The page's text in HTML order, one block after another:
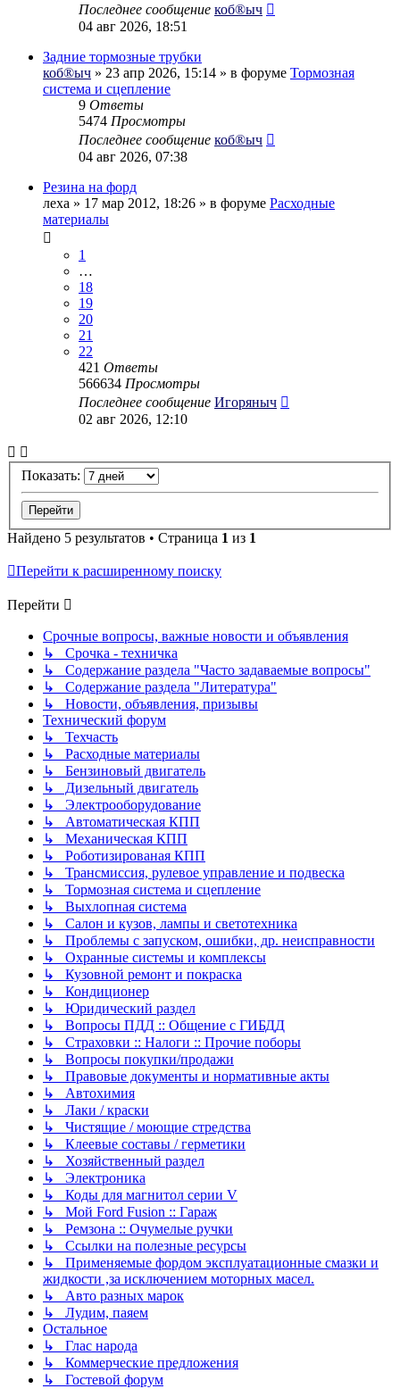
Последнее сообщение коб®ыч
04 авг 2026, 18:51
Задние тормозные трубки
коб®ыч » 23 апр 2026, 15:14 » в форуме Тормозная
система и сцепление
9 Ответы
5474 Просмотры
Последнее сообщение коб®ыч
04 авг 2026, 07:38
Резина на форд
леха » 17 мар 2012, 18:26 » в форуме Расходные
материалы
1
…
18
19
20
21
22
421 Ответы
566634 Просмотры
Последнее сообщение Игоряныч
02 авг 2026, 12:10
Показать:
Найдено 5 результатов • Страница 1 из 1
Перейти к расширенному поиску
Перейти
Срочные вопросы, важные новости и объявления
↳ Срочка - техничка
↳ Содержание раздела "Часто задаваемые вопросы"
↳ Содержание раздела "Литература"
↳ Новости, объявления, призывы
Технический форум
↳ Техчасть
↳ Расходные материалы
↳ Бензиновый двигатель
↳ Дизельный двигатель
↳ Электрооборудование
↳ Автоматическая КПП
↳ Механическая КПП
↳ Роботизированая КПП
↳ Трансмиссия, рулевое управление и подвеска
↳ Тормозная система и сцепление
↳ Выхлопная система
↳ Салон и кузов, лампы и светотехника
↳ Проблемы с запуском, ошибки, др. неисправности
↳ Охранные системы и комплексы
↳ Кузовной ремонт и покраска
↳ Кондиционер
↳ Юридический раздел
↳ Вопросы ПДД :: Общение с ГИБДД
↳ Страховки :: Налоги :: Прочие поборы
↳ Вопросы покупки/продажи
↳ Правовые документы и нормативные акты
↳ Автохимия
↳ Лаки / краски
↳ Чистящие / моющие стредства
↳ Клеевые составы / герметики
↳ Хозяйственный раздел
↳ Электроника
↳ Коды для магнитол серии V
↳ Мой Ford Fusion :: Гараж
↳ Ремзона :: Очумелые ручки
↳ Ссылки на полезные ресурсы
↳ Применяемые фордом эксплуатационные смазки и
жидкости ,за исключением моторных масел.
↳ Авто разных марок
↳ Лудим, паяем
Остальное
↳ Глас народа
↳ Коммерческие предложения
↳ Гостевой форум